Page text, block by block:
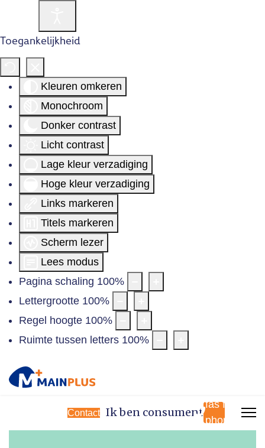
Toegankelijkheid
Kleuren omkeren
Monochroom
Donker contrast
Licht contrast
Lage kleur verzadiging
Hoge kleur verzadiging
Links markeren
Titels markeren
Scherm lezer
Lees modus
Pagina schaling 100%
Lettergrootte 100%
Regel hoogte 100%
Ruimte tussen letters 100%
Contact Ik ben consument
fas fa-
phone